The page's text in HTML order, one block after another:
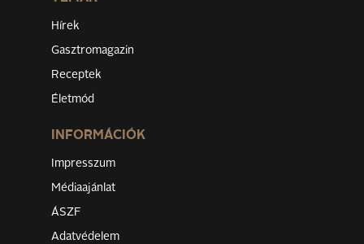
Hírek
Gasztromagazin
Receptek
Életmód
INFORMÁCIÓK
Impresszum
Médiaajánlat
ÁSZF
Adatvédelem